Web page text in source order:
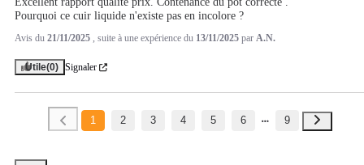
Pourquoi ce cuir liquide n'existe pas en incolore ?
Avis du 21/11/2025 , suite à une expérience du 13/11/2025 par A.N.
Utile(0) Signaler
1 2 3 4 5 6 9